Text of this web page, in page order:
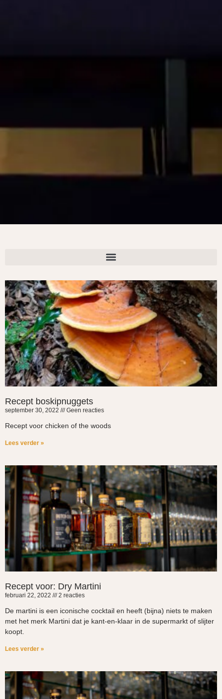
Recept boskipnuggets
september 30, 2022 Geen reacties
Recept voor chicken of the woods
Lees verder »
Recept voor: Dry Martini
februari 22, 2022 2 reacties
De martini is een iconische cocktail en heeft (bijna) niets te maken
met het merk Martini dat je kant-en-klaar in de supermarkt of slijter
koopt.
Lees verder »